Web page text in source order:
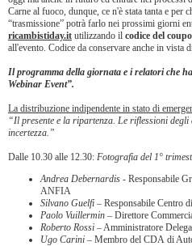
Carne al fuoco, dunque, ce n'è stata tanta e per
“trasmissione” potrà farlo nei prossimi giorni
ricambistiday.it utilizzando il codice del
all'evento. Codice da conservare anche in vista
Il programma della giornata e i relatori che
Webinar Event”.
La distribuzione indipendente in stato di
“Il presente e la ripartenza. Le riflessioni
incertezza.”
Dalle 10.30 alle 12.30: Fotografia del 1°
Andrea Debernardis - Responsabile
ANFIA
Silvano Guelfi – Responsabile Centro
Paolo Vuillermin – Direttore
Roberto Rossi – Amministratore
Ugo Carini – Membro del CDA di